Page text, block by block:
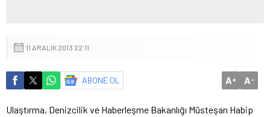
11 ARALIK 2013 22:11
ABONE OL A+ A-
Ulaştırma, Denizcilik ve Haberleşme Bakanlığı Müsteşarı Habip